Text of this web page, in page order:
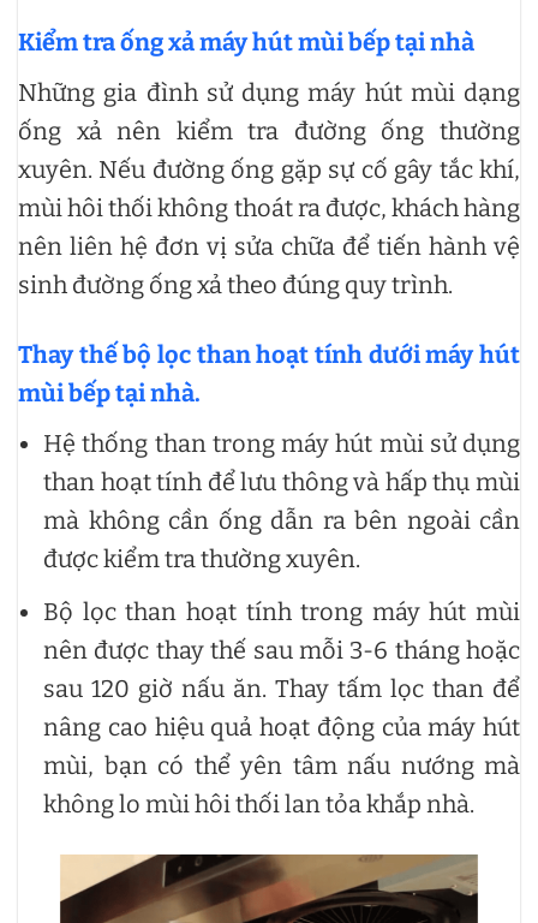
Kiểm tra ống xả máy hút mùi bếp tại nhà
Những gia đình sử dụng máy hút mùi dạng
ống xả nên kiểm tra đường ống thường
xuyên. Nếu đường ống gặp sự cố gây tắc khí,
mùi hôi thối không thoát ra được, khách hàng
nên liên hệ đơn vị sửa chữa để tiến hành vệ
sinh đường ống xả theo đúng quy trình.
Thay thế bộ lọc than hoạt tính dưới máy hút
mùi bếp tại nhà.
Hệ thống than trong máy hút mùi sử dụng
than hoạt tính để lưu thông và hấp thụ mùi
mà không cần ống dẫn ra bên ngoài cần
được kiểm tra thường xuyên.
Bộ lọc than hoạt tính trong máy hút mùi
nên được thay thế sau mỗi 3-6 tháng hoặc
sau 120 giờ nấu ăn. Thay tấm lọc than để
nâng cao hiệu quả hoạt động của máy hút
mùi, bạn có thể yên tâm nấu nướng mà
không lo mùi hôi thối lan tỏa khắp nhà.